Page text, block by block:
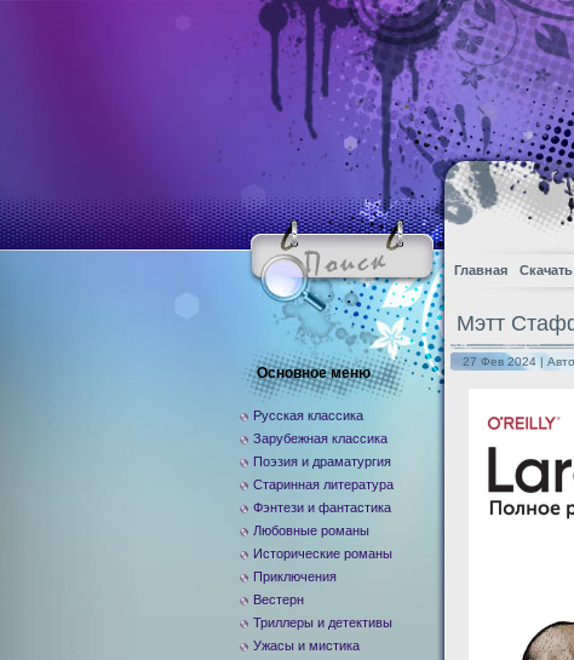
Главная
Мэтт
27 Фев 2024 |
Основное меню
Русская классика
Зарубежная классика
Поэзия и драматургия
Старинная литература
Фэнтези и фантастика
Любовные романы
Исторические романы
Приключения
Вестерн
Триллеры и детективы
Ужасы и мистика